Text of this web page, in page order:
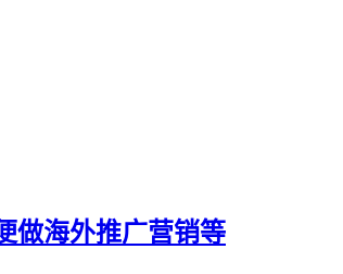
做海外推广营销等